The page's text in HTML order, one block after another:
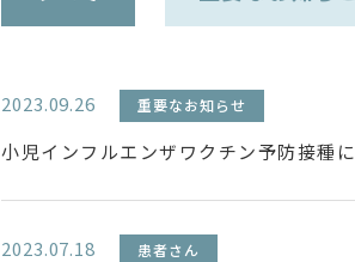
2023.09.26 重要なお知らせ
小児インフルエンザワクチン予防接種
2023.07.18 患者さん